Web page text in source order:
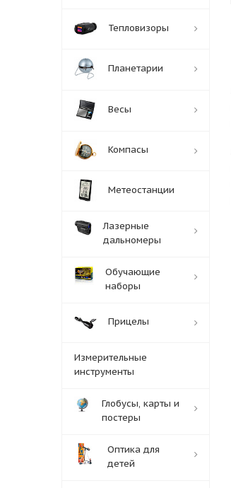
Тепловизоры
Планетарии
Весы
Компасы
Метеостанции
Лазерные
дальномеры
Обучающие
наборы
Прицелы
Измерительные
инструменты
Глобусы, карты и
постеры
Оптика для
детей